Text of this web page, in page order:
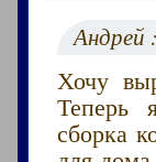
Хочу
Теперь
сборка